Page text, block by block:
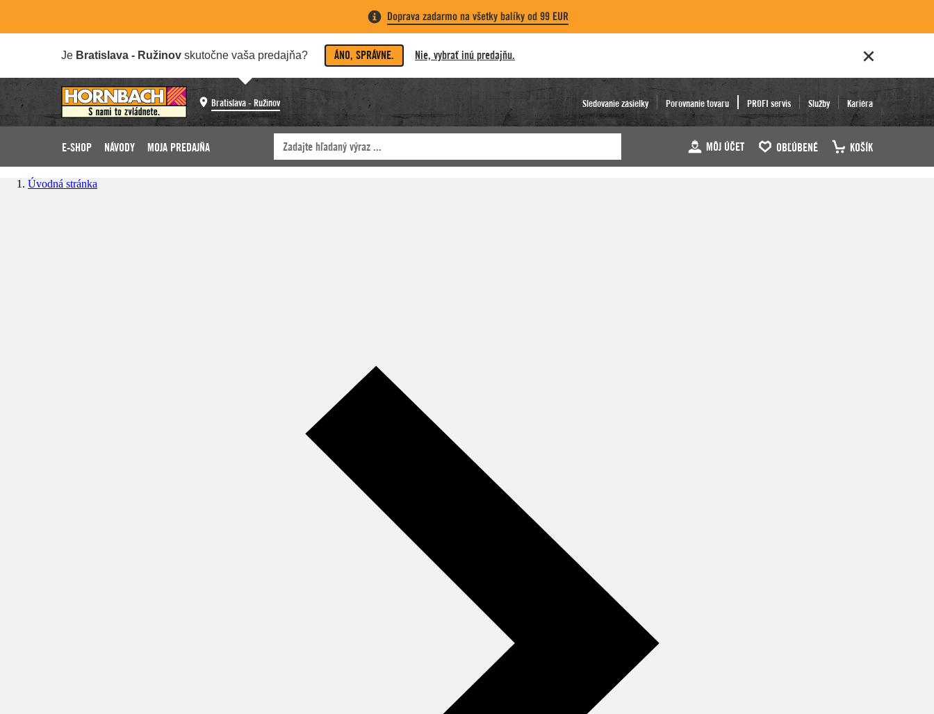
Doprava zadarmo na všetky balíky od 99 EUR
Je Bratislava - Ružinov skutočne vaša predajňa? ÁNO, SPRÁVNE. Nie, vybrať inú predajňu.
Bratislava - Ružinov Sledovanie zásielky Porovnanie tovaru PROFI servis Služby Kariéra
E-SHOP NÁVODY MOJA PREDAJŇA MÔJ ÚČET OBĽÚBENÉ KOŠÍK
Úvodná stránka